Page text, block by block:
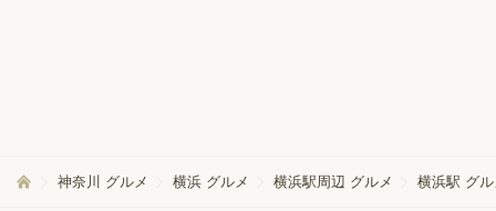
神奈川 グルメ 横浜 グルメ 横浜駅周辺 グルメ 横浜駅 グ